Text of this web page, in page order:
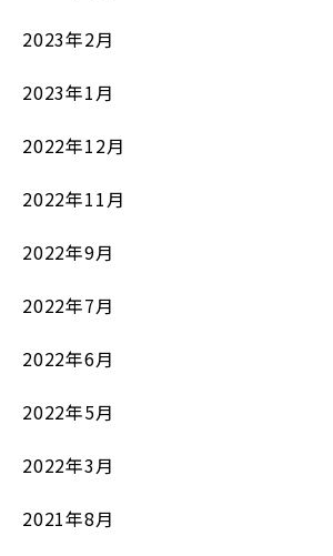
2023年2月
2023年1月
2022年12月
2022年11月
2022年9月
2022年7月
2022年6月
2022年5月
2022年3月
2021年8月